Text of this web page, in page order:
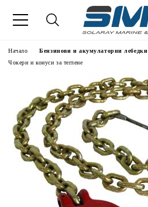
Начало Бензинови и акумулаторни лебедки
Чокери и конуси за теглене